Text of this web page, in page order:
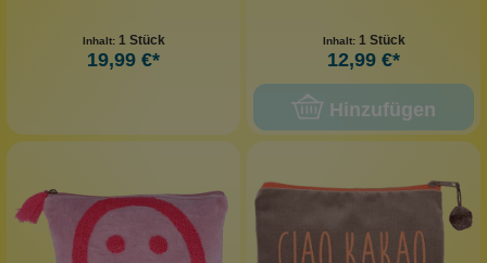
Inhalt: 1 Stück
19,99 €*
Inhalt: 1 Stück
12,99 €*
Hinzufügen